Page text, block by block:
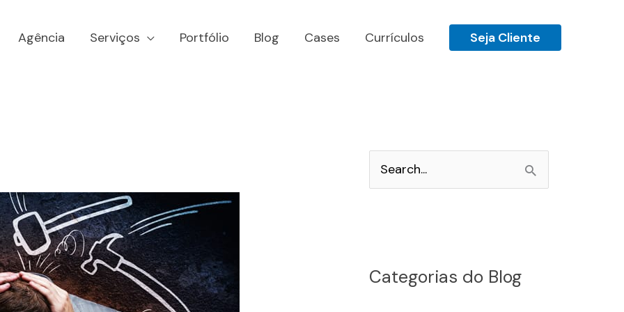
Agência Serviços Portfólio Blog Cases Currículos Seja Cliente
u
Categorias do Blog